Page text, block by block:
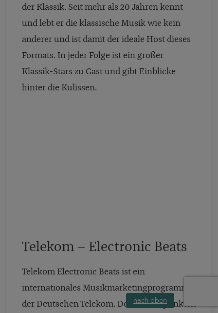
der Klassik. Seit mehr als 20 Jahren kennt
und lebt er die klassische Musik wie kein
anderer und ist damit der ideale Host dieses
Formats. In jeder Folge ist ein großer
Klassik-Stars zu Gast und gibt Einblicke
hinter die Kulissen.
Telekom – Electronic Beats
Telekom Electronic Beats ist ein
internationales Musikmarketingprogramm
der Deutschen Telekom. Der Schwerpunkten
nach oben